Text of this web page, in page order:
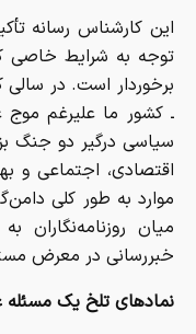
این کارشناس رسانه
توجه به شرایط خاصی
برخوردار است. در
ـ کشور ما علیرغم
سیاسی درگیر دو جنگ
اقتصادی، اجتماعی و
موارد به طور کلی
میان
خبررسانی در معرض
نمادهای تلخ یک